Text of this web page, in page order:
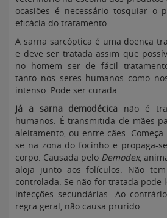
ocasiões é necessário tosquiar o
eficácia do tratamento.
A sarna sarcóptica é uma doença
e deve ser tratada assim que
no homem ser de fácil
tanto nos seres humanos como
intenso. Pode ser curada.
Já a sarna demodécica não é
humanos. É transmitida de mães
aleitamento, ou entre cães.
se na zona do focinho e propaga-
corpo. Causada pelo Demodex,
aloja junto aos folículos. Não
controlada. Se não for tratada pode
infecções secundárias. Ao
regra geral, não causa prurido.